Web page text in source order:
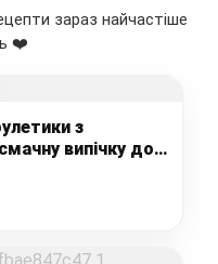
зараз найчастіше
❤️
з
випічку до
ласунам,